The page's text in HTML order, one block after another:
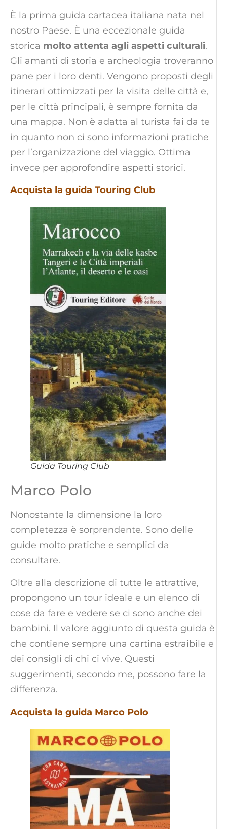
È la prima guida cartacea italiana nata nel
nostro Paese. È una eccezionale guida
storica molto attenta agli aspetti culturali.
Gli amanti di storia e archeologia troveranno
pane per i loro denti. Vengono proposti degli
itinerari ottimizzati per la visita delle città e,
per le città principali, è sempre fornita da
una mappa. Non è adatta al turista fai da te
in quanto non ci sono informazioni pratiche
per l’organizzazione del viaggio. Ottima
invece per approfondire aspetti storici.
Acquista la guida Touring Club
Guida Touring Club
Marco Polo
Nonostante la dimensione la loro
completezza è sorprendente. Sono delle
guide molto pratiche e semplici da
consultare.
Oltre alla descrizione di tutte le attrattive,
propongono un tour ideale e un elenco di
cose da fare e vedere se ci sono anche dei
bambini. Il valore aggiunto di questa guida è
che contiene sempre una cartina estraibile e
dei consigli di chi ci vive. Questi
suggerimenti, secondo me, possono fare la
differenza.
Acquista la guida Marco Polo